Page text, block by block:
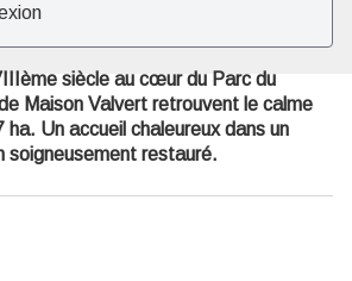
siècle au cœur du Parc du
Maison Valvert retrouvent le calme
ha. Un accueil chaleureux dans un
soigneusement restauré.